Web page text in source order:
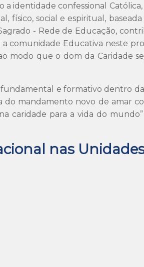
identidade confessional
físico, social e espiritual,
- Rede de Educação,
comunidade Educativa neste
modo que o dom da Caridade
e formativo dentro
do mandamento novo de amar
caridade para a vida do mundo”
nas